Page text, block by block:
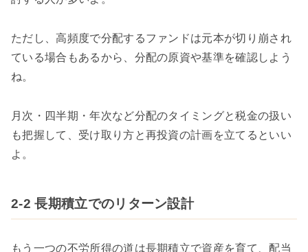
ただし、高頻度で分配するファンドは元本が切り崩され
ている場合もあるから、分配の原資や基準を確認しよう
ね。
月次・四半期・年次など分配のタイミングと税金の扱い
も把握して、受け取り方と再投資の計画を立てるといい
よ。
2-2 長期積立でのリターン設計
もう一つの不労所得の道は長期積立で資産を育て、配当